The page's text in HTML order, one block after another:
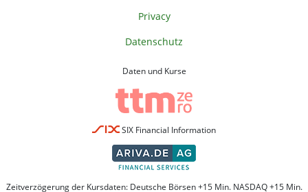
Privacy
Datenschutz
Daten und Kurse
SIX Financial Information
Zeitverzögerung der Kursdaten: Deutsche Börsen +15 Min. NASDAQ +15 Min.